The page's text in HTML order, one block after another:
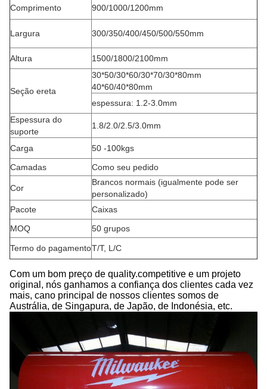
Comprimento 900/1000/1200mm
Largura 300/350/400/450/500/550mm
Altura 1500/1800/2100mm
Seção ereta
30*50/30*60/30*70/30*80mm
40*60/40*80mm
espessura: 1.2-3.0mm
Espessura do
suporte
1.8/2.0/2.5/3.0mm
Carga
50 -100kgs
Camadas
Como seu pedido
Cor
Brancos normais (igualmente pode ser
personalizado)
Pacote
Caixas
MOQ
50 grupos
Termo do pagamentoT/T, L/C
Com um bom preço de quality.competitive e um projeto
original, nós ganhamos a confiança dos clientes cada vez
mais, cano principal de nossos clientes somos de
Austrália, de Singapura, de Japão, de Indonésia, etc.